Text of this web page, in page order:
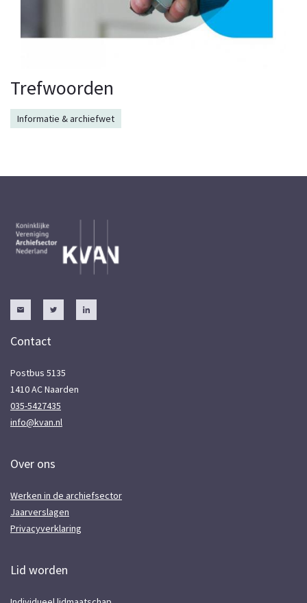
Trefwoorden
Informatie & archiefwet
Contact
Postbus 5135
1410 AC Naarden
035-5427435
info@kvan.nl
Over ons
Werken in de archiefsector
Jaarverslagen
Privacyverklaring
Lid worden